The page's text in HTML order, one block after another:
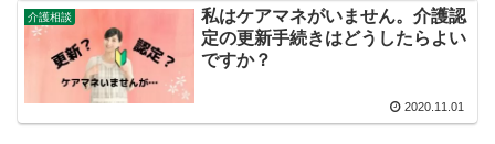
介護相談
私はケアマネがいません。介護認
定の更新手続きはどうしたらよい
ですか？
2020.11.01